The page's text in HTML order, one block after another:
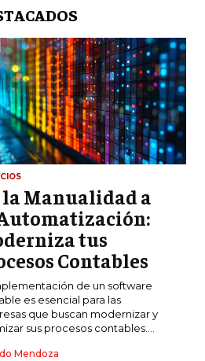
DE MARKETING
DE POSICIONAMIENTO WEB
DE ENLACES
la Manualidad a
tus
Contables
de un software
es esencial para las
que buscan modernizar y
sus procesos contables....
Mendoza